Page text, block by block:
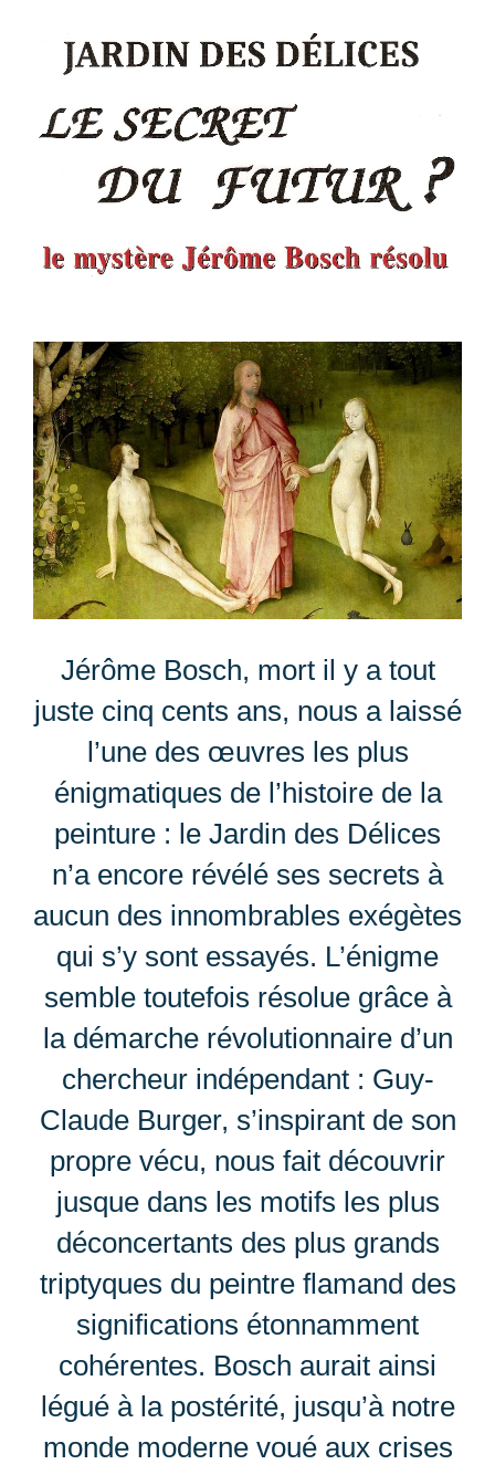
Jérôme Bosch, mort il y a tout
juste cinq cents ans, nous a laissé
l’une des œuvres les plus
énigmatiques de l’histoire de la
peinture : le Jardin des Délices
n’a encore révélé ses secrets à
aucun des innombrables exégètes
qui s’y sont essayés. L’énigme
semble toutefois résolue grâce à
la démarche révolutionnaire d’un
chercheur indépendant : Guy-
Claude Burger, s’inspirant de son
propre vécu, nous fait découvrir
jusque dans les motifs les plus
déconcertants des plus grands
triptyques du peintre flamand des
significations étonnamment
cohérentes. Bosch aurait ainsi
légué à la postérité, jusqu’à notre
monde moderne voué aux crises